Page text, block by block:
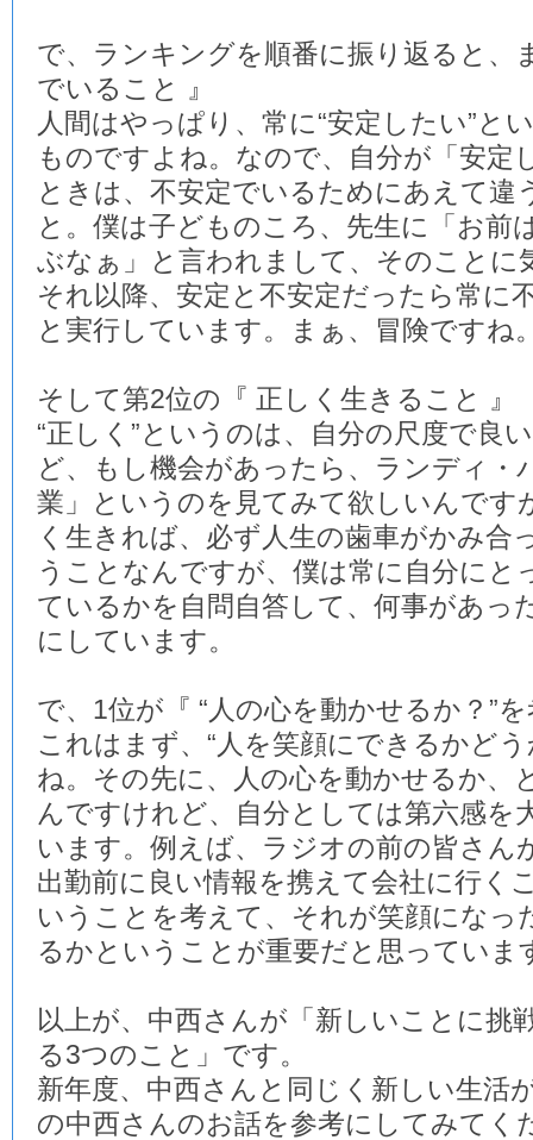
で、ランキングを順番に振り返ると、
でいること 』
人間はやっぱり、常に“安定したい”と
ものですよね。なので、自分が「安定
ときは、不安定でいるためにあえて違
と。僕は子どものころ、先生に「お前
ぶなぁ」と言われまして、そのことに
それ以降、安定と不安定だったら常に
と実行しています。まぁ、冒険ですね
そして第2位の『 正しく生きること 』
“正しく”というのは、自分の尺度で良
ど、もし機会があったら、ランディ・
業」というのを見てみて欲しいんです
く生きれば、必ず人生の歯車がかみ合
うことなんですが、僕は常に自分にと
ているかを自問自答して、何事があっ
にしています。
で、1位が『 “人の心を動かせるか？”
これはまず、“人を笑顔にできるかど
ね。その先に、人の心を動かせるか、
んですけれど、自分としては第六感を
います。例えば、ラジオの前の皆さん
出勤前に良い情報を携えて会社に行く
いうことを考えて、それが笑顔になっ
るかということが重要だと思っていま
以上が、中西さんが「新しいことに挑
る3つのこと」です。
新年度、中西さんと同じく新しい生活
の中西さんのお話を参考にしてみてく